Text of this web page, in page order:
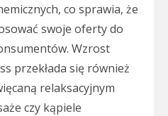
co sprawia, że
swoje oferty do
Wzrost
przekłada się również
relaksacyjnym
czy kąpiele